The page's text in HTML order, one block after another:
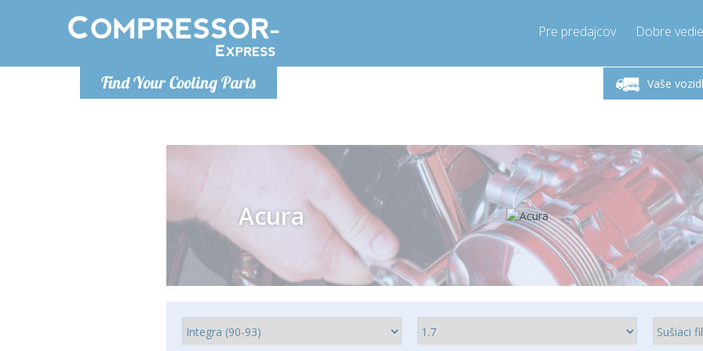
Find Your Cooling Parts
Pre predajcov Dobre
Vaše
Pondelok-Piatok 9-17h
Zavolajte teraz!
+421905357897
Acura